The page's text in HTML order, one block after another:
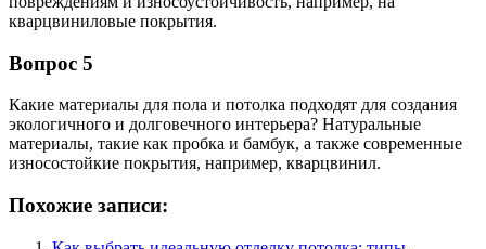
кварцвиниловые покрытия.
Вопрос 5
Какие материалы для пола и потолка подходят для создания
экологичного и долговечного интерьера? Натуральные
материалы, такие как пробка и бамбук, а также современные
износостойкие покрытия, например, кварцвинил.
Похожие записи: